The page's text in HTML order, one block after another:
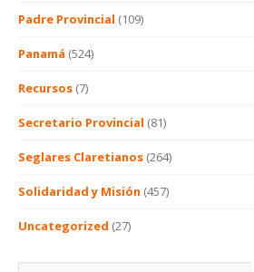
Padre Provincial (109)
Panamá (524)
Recursos (7)
Secretario Provincial (81)
Seglares Claretianos (264)
Solidaridad y Misión (457)
Uncategorized (27)